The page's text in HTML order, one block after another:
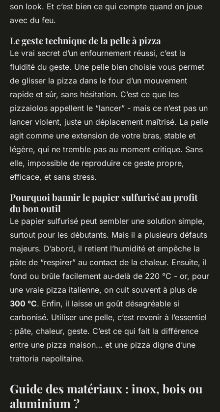
son look. Et c’est bien ce qui compte quand on joue
avec du feu.
Le geste technique de la pelle à pizza
Le vrai secret d’un enfournement réussi, c’est la
fluidité du geste. Une pelle bien choisie vous permet
de glisser la pizza dans le four d’un mouvement
rapide et sûr, sans hésitation. C’est ce que les
pizzaiolos appellent le “lancer” - mais ce n’est pas un
lancer violent, juste un déplacement maîtrisé. La pelle
agit comme une extension de votre bras, stable et
légère, qui ne tremble pas au moment critique. Sans
elle, impossible de reproduire ce geste propre,
efficace, et sans stress.
Pourquoi bannir le papier sulfurisé au profit
du bon outil
Le papier sulfurisé peut sembler une solution simple,
surtout pour les débutants. Mais il a plusieurs défauts
majeurs. D’abord, il retient l’humidité et empêche la
pâte de “respirer” au contact de la chaleur. Ensuite, il
fond ou brûle facilement au-delà de 220 °C - or, pour
une vraie pizza italienne, on cuit souvent à plus de
300 °C. Enfin, il laisse un goût désagréable si
carbonisé. Utiliser une pelle, c’est revenir à l’essentiel
: pâte, chaleur, geste. C’est ce qui fait la différence
entre une pizza maison… et une pizza digne d’une
trattoria napolitaine.
Guide des matériaux : inox, bois ou
aluminium ?